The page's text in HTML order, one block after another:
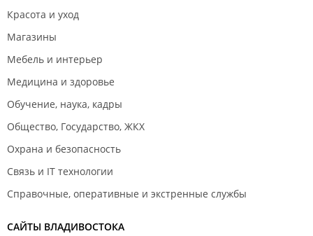
Красота и уход
Магазины
Мебель и интерьер
Медицина и здоровье
Обучение, наука, кадры
Общество, Государство, ЖКХ
Охрана и безопасность
Связь и IT технологии
Справочные, оперативные и экстренные службы
САЙТЫ ВЛАДИВОСТОКА